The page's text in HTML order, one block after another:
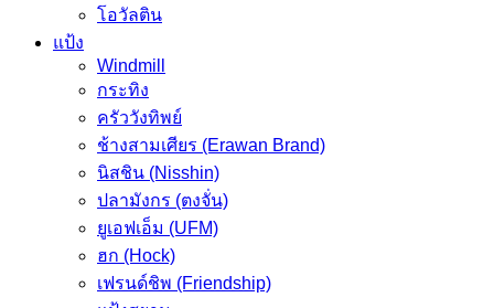
โอวัลติน
แป้ง
Windmill
กระทิง
ครัววังทิพย์
ช้างสามเศียร (Erawan Brand)
นิสชิน (Nisshin)
ปลามังกร (ตงจั่น)
ยูเอฟเอ็ม (UFM)
ฮก (Hock)
เฟรนด์ชิพ (Friendship)